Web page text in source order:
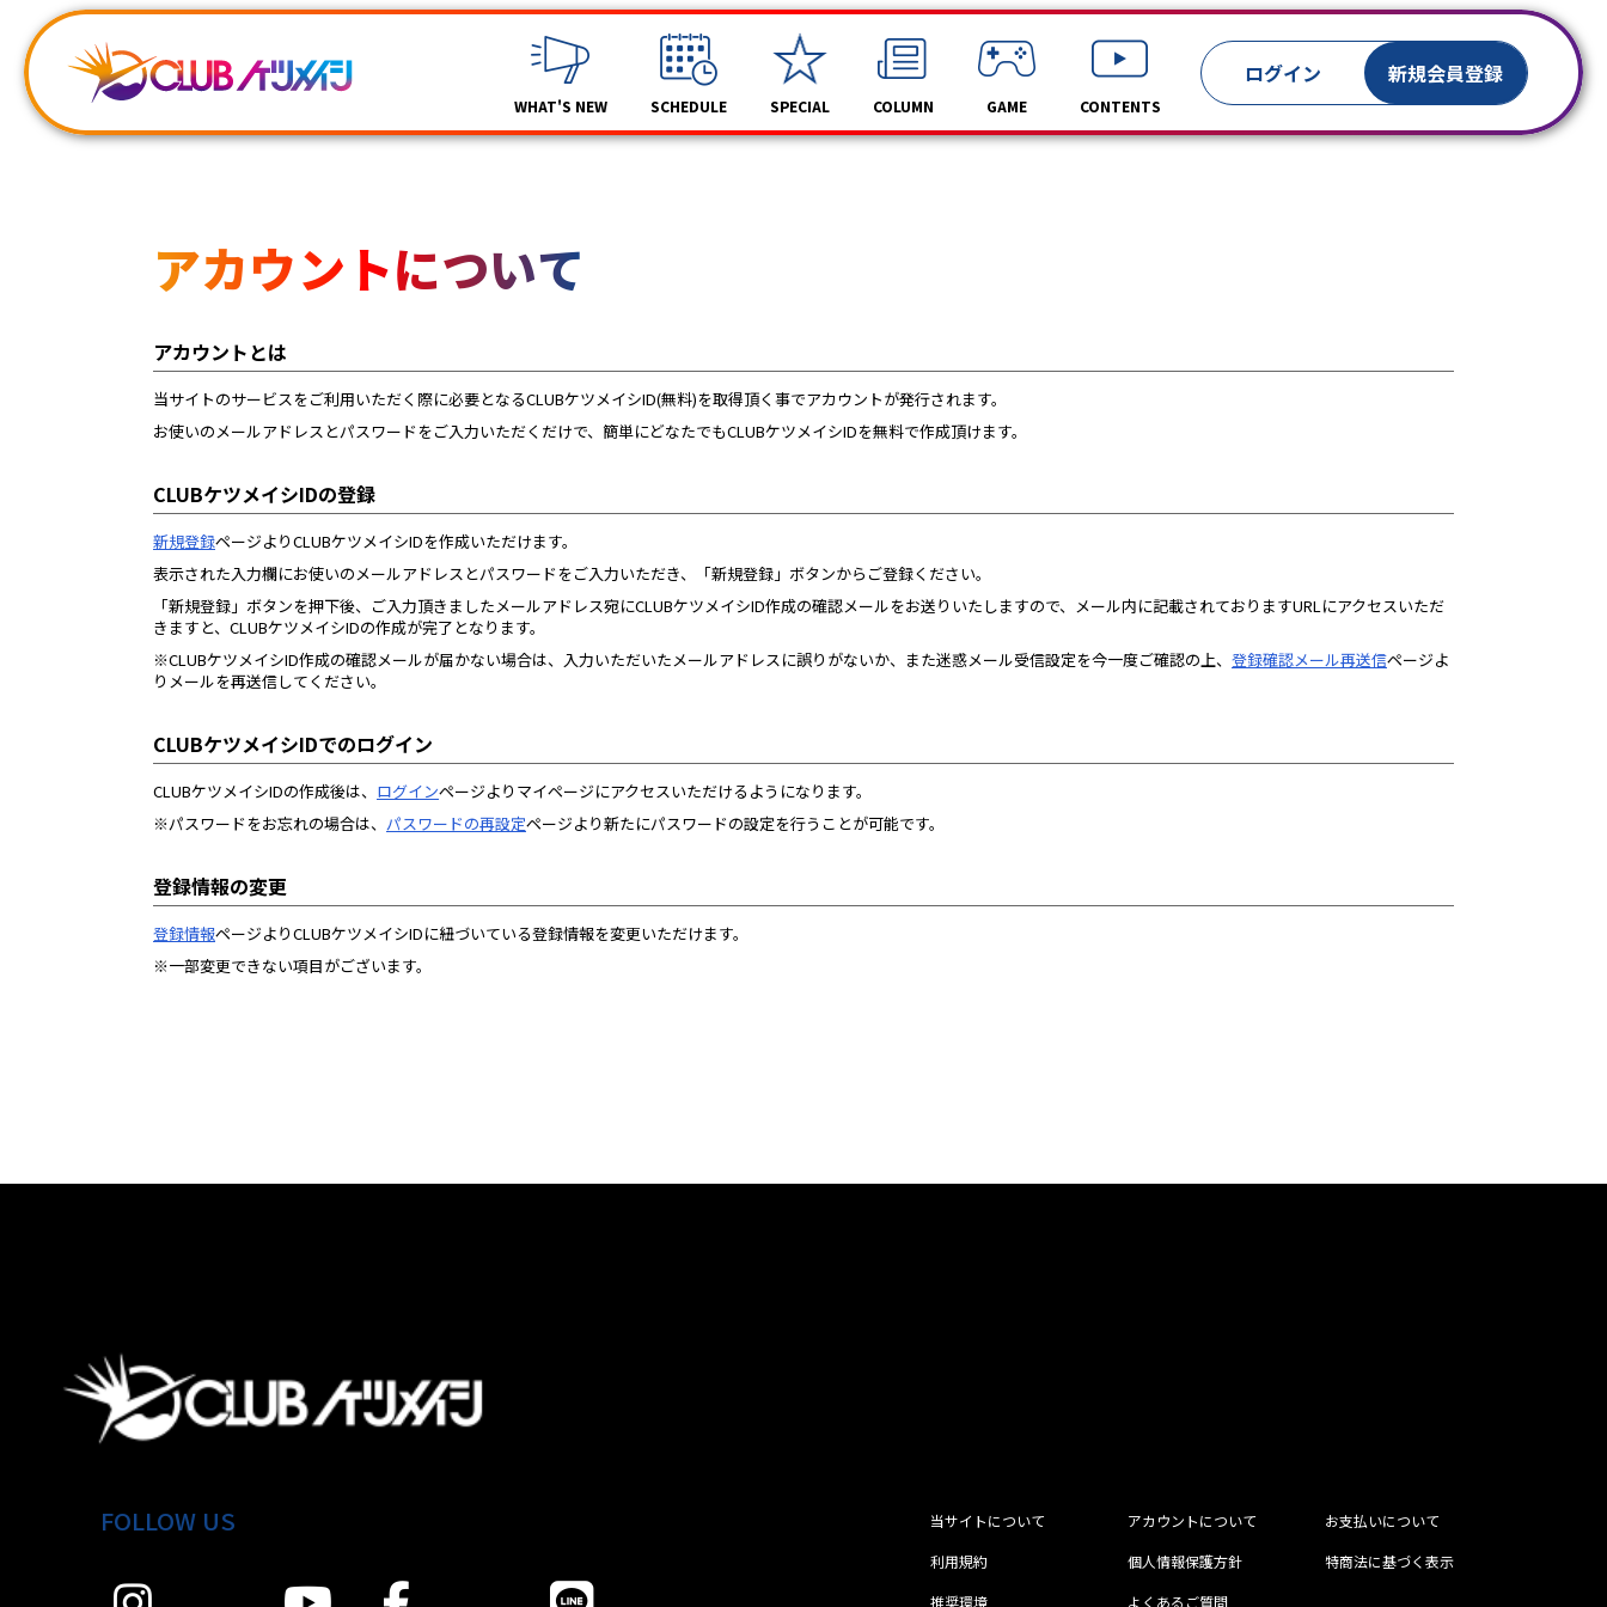
WHAT'S NEW SCHEDULE SPECIAL COLUMN GAME CONTENTS
ログイン 新規会員登録
アカウントについて
アカウントとは
当サイトのサービスをご利用いただく際に必要となるCLUBケツメイシID(無料)を取得頂く事でアカウントが発行されます。
お使いのメールアドレスとパスワードをご入力いただくだけで、簡単にどなたでもCLUBケツメイシIDを無料で作成頂けます。
CLUBケツメイシIDの登録
新規登録ページよりCLUBケツメイシIDを作成いただけます。
表示された入力欄にお使いのメールアドレスとパスワードをご入力いただき、「新規登録」ボタンからご登録ください。
「新規登録」ボタンを押下後、ご入力頂きましたメールアドレス宛にCLUBケツメイシID作成の確認メールをお送りいたしますので、メール内に記載されておりますURLにアクセスいただ
きますと、CLUBケツメイシIDの作成が完了となります。
※CLUBケツメイシID作成の確認メールが届かない場合は、入力いただいたメールアドレスに誤りがないか、また迷惑メール受信設定を今一度ご確認の上、 登録確認メール再送信ページよ
りメールを再送信してください。
CLUBケツメイシIDでのログイン
CLUBケツメイシIDの作成後は、 ログインページよりマイページにアクセスいただけるようになります。
※パスワードをお忘れの場合は、 パスワードの再設定ページより新たにパスワードの設定を行うことが可能です。
登録情報の変更
登録情報ページよりCLUBケツメイシIDに紐づいている登録情報を変更いただけます。
※一部変更できない項目がございます。
FOLLOW US 当サイトについて アカウントについて
お支払いについて
利用規約
個人情報保護方針
特商法に基づく表示
推奨環境
よくあるご質問